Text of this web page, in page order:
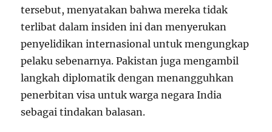
tersebut, menyatakan bahwa mereka tidak
terlibat dalam insiden ini dan menyerukan
penyelidikan internasional untuk mengungkap
pelaku sebenarnya. Pakistan juga mengambil
langkah diplomatik dengan menangguhkan
penerbitan visa untuk warga negara India
sebagai tindakan balasan.